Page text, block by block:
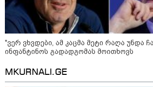
"არ ვიცი, თუ
არის
იმნაძის 10
- რა უნდა
ბავშვმა,
განმავლობაში
კატეგორიის ყველა სიახლე
"ვერ ვხვდები, ამ კაცმა მეტი რაღა უნდა
ინფანტინოს გადადგომას მოითხოვს
MKURNALI.GE